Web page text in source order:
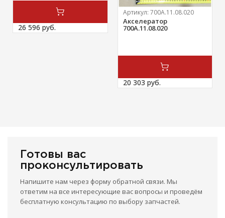
26 596 руб.
Артикул: 700А.11.08.020
Акселератор
700А.11.08.020
20 303 руб.
Готовы вас
проконсультировать
Напишите нам через форму обратной связи. Мы
ответим на все интересующие вас вопросы и проведём
бесплатную консультацию по выбору запчастей.